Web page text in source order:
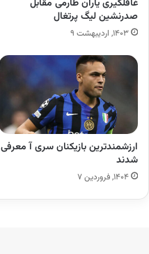
غافلگیری یاران طارمی مقابل
صدرنشین لیگ پرتغال
۱۴۰۳, اردیبهشت ۹
ارزشمندترین بازیکنان سری آ معرفی
شدند
۱۴۰۴, فروردین ۷